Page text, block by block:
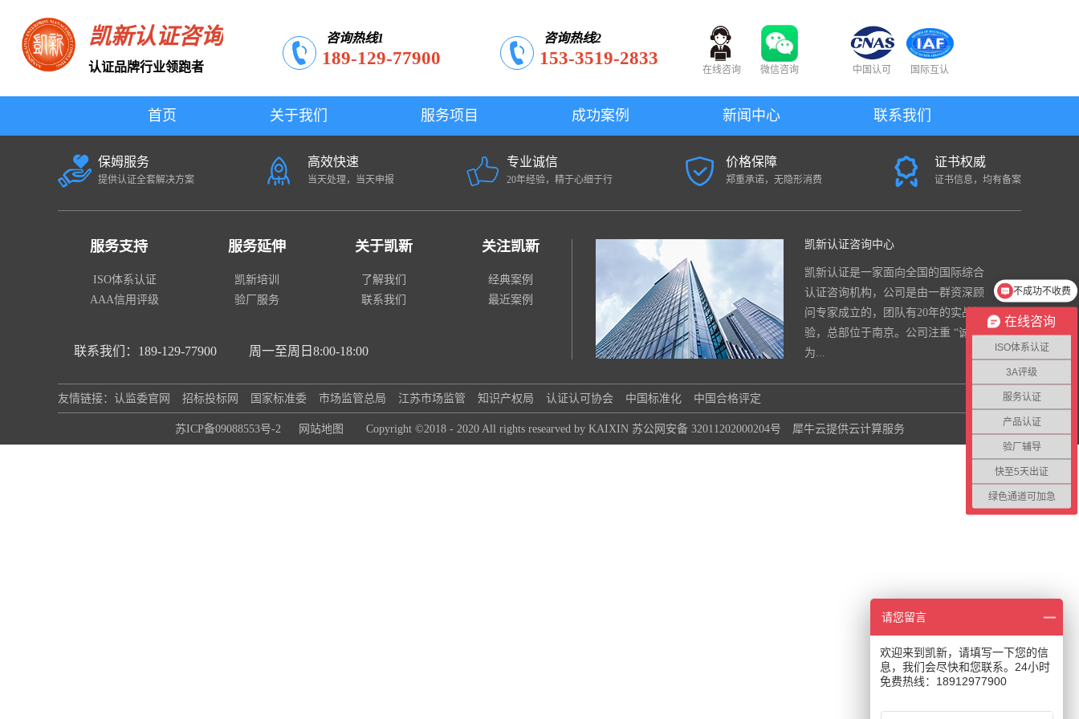
凯新认证咨询
认证品牌行业领跑者
咨询热线1
189-129-77900
咨询热线2
153-3519-2833
在线咨询 微信咨询 中国认可 国际互认
首页 关于我们 服务项目 成功案例 新闻中心 联系我们
保姆服务
提供认证全套解决方案
高效快速
当天处理，当天申报
专业诚信
20年经验，精于心细于行
价格保障
郑重承诺，无隐形消费
证书权威
证书信息，均有备案
服务支持
ISO体系认证
AAA信用评级
服务延伸
凯新培训
验厂服务
关于凯新
了解我们
联系我们
关注凯新
经典案例
最近案例
联系我们：189-129-77900 周一至周日8:00-18:00
凯新认证咨询中心
凯新认证是一家面向全国的国际综合
认证咨询机构，公司是由一群资深顾
问专家成立的，团队有20年的实战经
验，总部位于南京。公司注重 “诚信
为...
本，质量优先”，为企业提供体系认证
咨询、AAA信用认证、产品认证等服
友情链接： 认监委官网 招标投标网 国家标准委 市场监管总局 江苏市场监管 知识产权局 认证认可协会 中国标准化 中国合格评定
苏ICP备09088553号-2 网站地图 Copyright ©2018 - 2020 All rights researved by KAIXIN 苏公网安备 32011202000204号 犀牛云提供云计算服务
在线咨询
ISO体系认证
3A评级
服务认证
产品认证
验厂辅导
快至5天出证
绿色通道可加急
不成功不收费
请您留言
欢迎来到凯新，请填写一下您的信
息，我们会尽快和您联系。24小时
免费热线：18912977900